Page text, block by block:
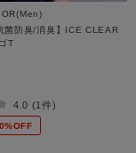
菌防臭/消臭】ICE CLEAR
T
4.0 (1件)